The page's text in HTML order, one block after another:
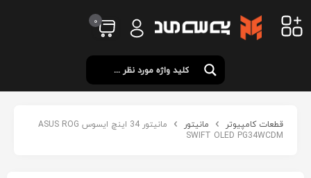
0
قطعات کامپیوتر مانیتور
مانیتور 34 اینچ ایسوس ASUS ROG
SWIFT OLED PG34WCDM